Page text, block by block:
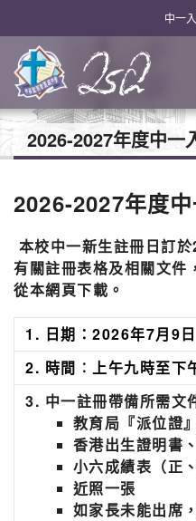
中一
2026-2027年度中一
2026-2027年度
本校中一新生註冊日訂
有關註冊表格及相關文件
從本網頁下載。
1. 日期：2026年7月9
2. 時間︰上午九時至
3. 中一註冊帶備所需文
教育局『派位證
香港出生證明書
小六成績表（正
近照一張
如家長未能出席